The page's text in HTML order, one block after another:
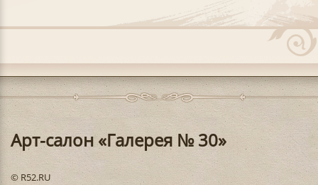
Арт-салон «Галерея № 30»
© R52.RU